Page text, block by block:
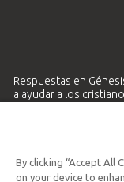
Respuestas en
a ayudar a los
By clicking “Accept All
on your device to